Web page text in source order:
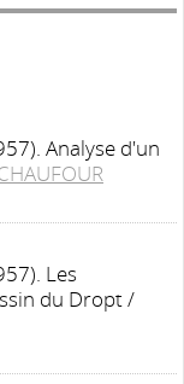
Analyse d'un
Les
du Dropt/